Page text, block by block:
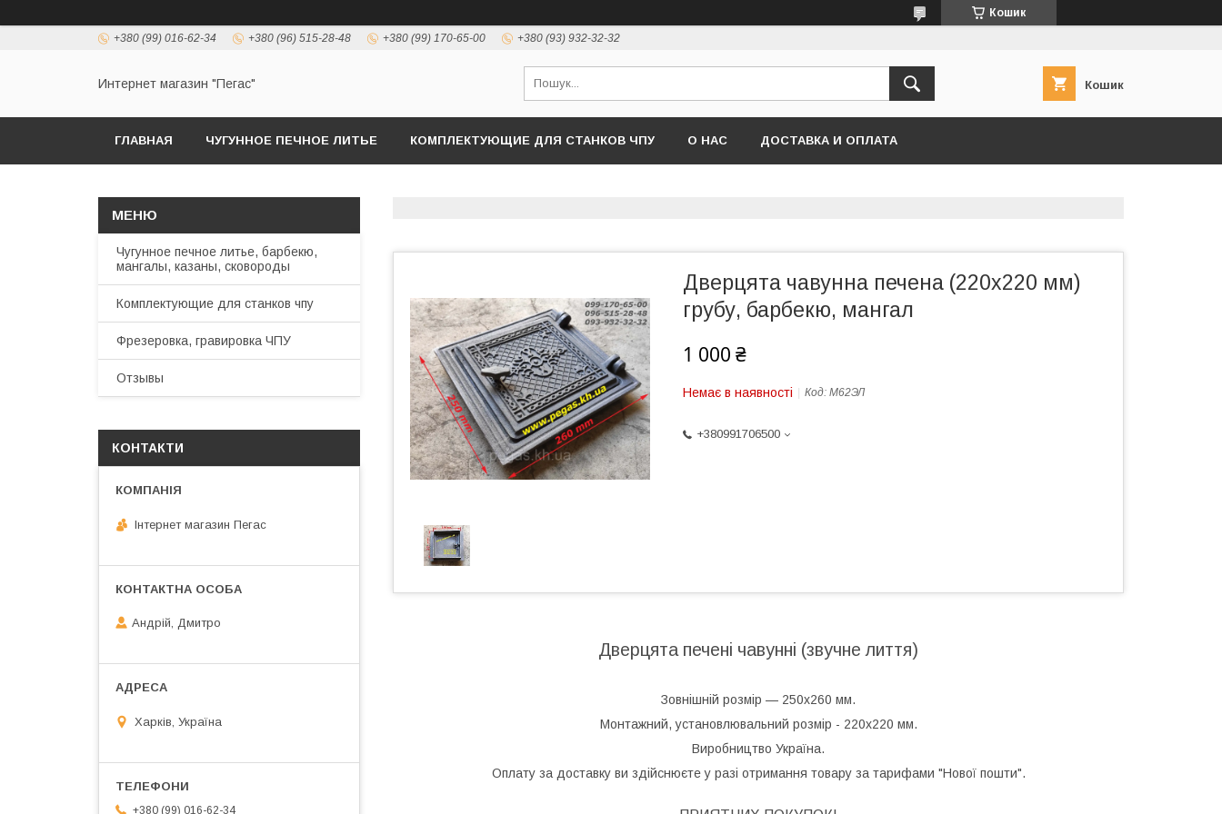
Кошик
+380 (99) 016-62-34 +380 (96) 515-28-48 +380 (99) 170-65-00 +380 (93) 932-32-32
Интернет магазин "Пегас" Кошик
ГЛАВНАЯ ЧУГУННОЕ ПЕЧНОЕ ЛИТЬЕ КОМПЛЕКТУЮЩИЕ ДЛЯ СТАНКОВ ЧПУ О НАС ДОСТАВКА И ОПЛАТА
Дверцята чавунна печена (220х220 мм)
грубу, барбекю, мангал
1 000 ₴
Немає в наявності Код: М62ЭЛ
+380991706500
Дверцята печені чавунні (звучне лиття)
Зовнішній розмір — 250х260 мм.
Монтажний, установлювальний розмір - 220х220 мм.
Виробництво Україна.
Оплату за доставку ви здійснюєте у разі отримання товару за тарифами "Нової пошти".
Чугунное печное литье, барбекю,
мангалы, казаны, сковороды
Комплектующие для станков чпу
Фрезеровка, гравировка ЧПУ
Отзывы
КОНТАКТИ
Інтернет магазин Пегас
Андрій, Дмитро
Харків, Україна
+380 (99) 016-62-34